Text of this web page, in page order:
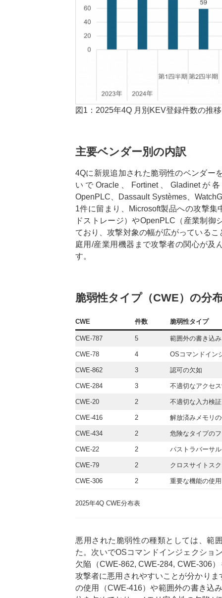
図1：2025年4Q 月別KEV登録件数の推
主要ベンダー別の内訳
4Qに新規追加された脆弱性のベンダー
いでOracle、Fortinet、Gladinetが
OpenPLC、Dassault Systèmes、
1件に留まり、Microsoft製品への攻撃
ドストレージ）やOpenPLC（産業制
ており、攻撃対象の幅が広がっている
庭用/産業用機器まで攻撃者の関心が及
す。
脆弱性タイプ（CWE）の分
CWE 件数 脆弱性タイプ
CWE-787 5 範囲外の書き込み
CWE-78 4 OSコマンドイン
CWE-862 3 認可の欠如
CWE-284 3 不適切なアクセ
CWE-20 2 不適切な入力検証
CWE-416 2 解放済みメモリ
CWE-434 2 危険なタイプの
CWE-22 2 パストラバーサル
CWE-79 2 クロスサイトス
CWE-306 2 重要な機能の使
2025年4Q CWE分布表
悪用された脆弱性の種類としては、範
た。次いでOSコマンドインジェクショ
欠陥（CWE-862, CWE-284, CWE-306
攻撃者に悪用されやすいことが分かり
の使用（CWE-416）や範囲外の書き込